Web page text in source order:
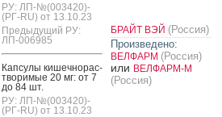
РУ: ЛП-№(003420)-
(РГ-RU) от 13.10.23
Предыдущий РУ:
ЛП-006985
Кап­су­лы ки­шеч­но­рас­
тво­римые 20 мг: от 7
до 84 шт.
РУ: ЛП-№(003420)-
(РГ-RU) от 13.10.23
БРАЙТ ВЭЙ (Россия)
Произведено:
ВЕЛФАРМ (Россия)
или ВЕЛФАРМ-М
(Россия)